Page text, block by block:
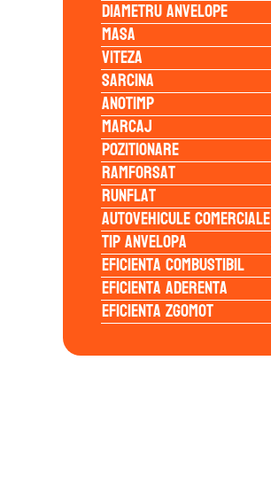
Diametru anvelope
Masa
Viteza
Sarcina
Anotimp
Marcaj
Pozitionare
Ramforsat
Runflat
Autovehicule comerciale
Tip anvelopa
Eficienta Combustibil
Eficienta Aderenta
Eficienta Zgomot